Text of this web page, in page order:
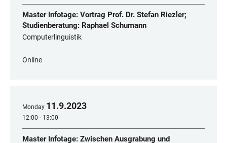
Master Infotage: Vortrag Prof. Dr. Stefan Riezler;
Studienberatung: Raphael Schumann
Computerlinguistik
Online
Monday 11.9.2023
12:00 - 13:00
Master Infotage: Zwischen Ausgrabung und